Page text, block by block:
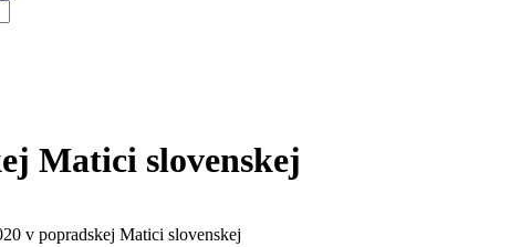
Matici slovenskej
v popradskej Matici slovenskej